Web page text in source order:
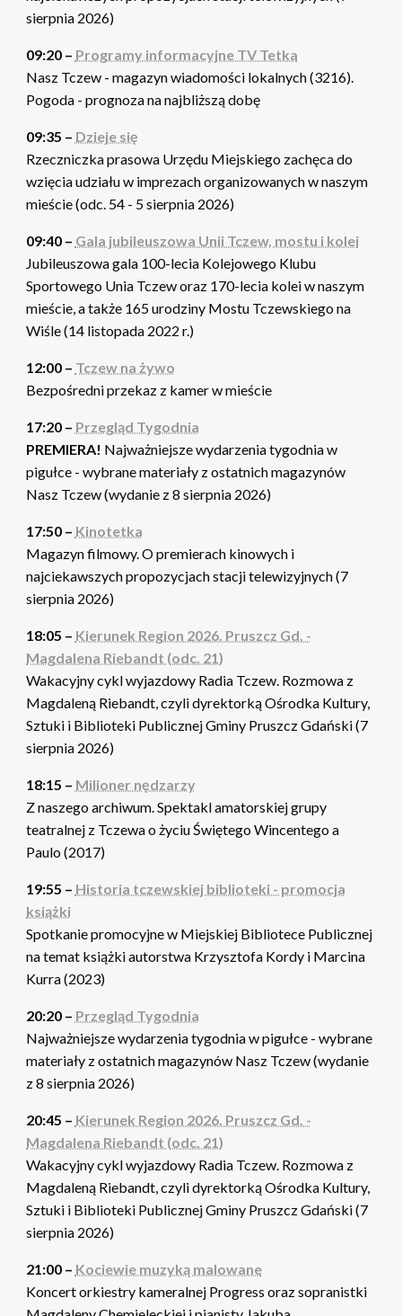
sierpnia 2026)
09:20 – Programy informacyjne TV Tetka
Nasz Tczew - magazyn wiadomości lokalnych (3216).
Pogoda - prognoza na najbliższą dobę
09:35 – Dzieje się
Rzeczniczka prasowa Urzędu Miejskiego zachęca do
wzięcia udziału w imprezach organizowanych w naszym
mieście (odc. 54 - 5 sierpnia 2026)
09:40 – Gala jubileuszowa Unii Tczew, mostu i kolei
Jubileuszowa gala 100-lecia Kolejowego Klubu
Sportowego Unia Tczew oraz 170-lecia kolei w naszym
mieście, a także 165 urodziny Mostu Tczewskiego na
Wiśle (14 listopada 2022 r.)
12:00 – Tczew na żywo
Bezpośredni przekaz z kamer w mieście
17:20 – Przegląd Tygodnia
PREMIERA! Najważniejsze wydarzenia tygodnia w
pigułce - wybrane materiały z ostatnich magazynów
Nasz Tczew (wydanie z 8 sierpnia 2026)
17:50 – Kinotetka
Magazyn filmowy. O premierach kinowych i
najciekawszych propozycjach stacji telewizyjnych (7
sierpnia 2026)
18:05 – Kierunek Region 2026. Pruszcz Gd. -
Magdalena Riebandt (odc. 21)
Wakacyjny cykl wyjazdowy Radia Tczew. Rozmowa z
Magdaleną Riebandt, czyli dyrektorką Ośrodka Kultury,
Sztuki i Biblioteki Publicznej Gminy Pruszcz Gdański (7
sierpnia 2026)
18:15 – Milioner nędzarzy
Z naszego archiwum. Spektakl amatorskiej grupy
teatralnej z Tczewa o życiu Świętego Wincentego a
Paulo (2017)
19:55 – Historia tczewskiej biblioteki - promocja
książki
Spotkanie promocyjne w Miejskiej Bibliotece Publicznej
na temat książki autorstwa Krzysztofa Kordy i Marcina
Kurra (2023)
20:20 – Przegląd Tygodnia
Najważniejsze wydarzenia tygodnia w pigułce - wybrane
materiały z ostatnich magazynów Nasz Tczew (wydanie
z 8 sierpnia 2026)
20:45 – Kierunek Region 2026. Pruszcz Gd. -
Magdalena Riebandt (odc. 21)
Wakacyjny cykl wyjazdowy Radia Tczew. Rozmowa z
Magdaleną Riebandt, czyli dyrektorką Ośrodka Kultury,
Sztuki i Biblioteki Publicznej Gminy Pruszcz Gdański (7
sierpnia 2026)
21:00 – Kociewie muzyką malowane
Koncert orkiestry kameralnej Progress oraz sopranistki